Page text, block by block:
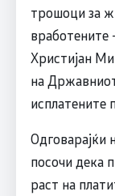
трошоци за
вработените
Христијан
на
исплатените
посочи дека
раст на